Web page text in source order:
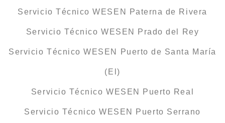
Servicio Técnico WESEN Paterna de Rivera
Servicio Técnico WESEN Prado del Rey
Servicio Técnico WESEN Puerto de Santa María
(El)
Servicio Técnico WESEN Puerto Real
Servicio Técnico WESEN Puerto Serrano